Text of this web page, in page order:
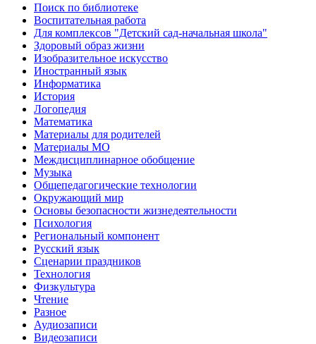
Поиск по библиотеке
Воспитательная работа
Для комплексов "Детский сад-начальная школа"
Здоровый образ жизни
Изобразительное искусство
Иностранный язык
Информатика
История
Логопедия
Математика
Материалы для родителей
Материалы МО
Междисциплинарное обобщение
Музыка
Общепедагогические технологии
Окружающий мир
Основы безопасности жизнедеятельности
Психология
Региональный компонент
Русский язык
Сценарии праздников
Технология
Физкультура
Чтение
Разное
Аудиозаписи
Видеозаписи